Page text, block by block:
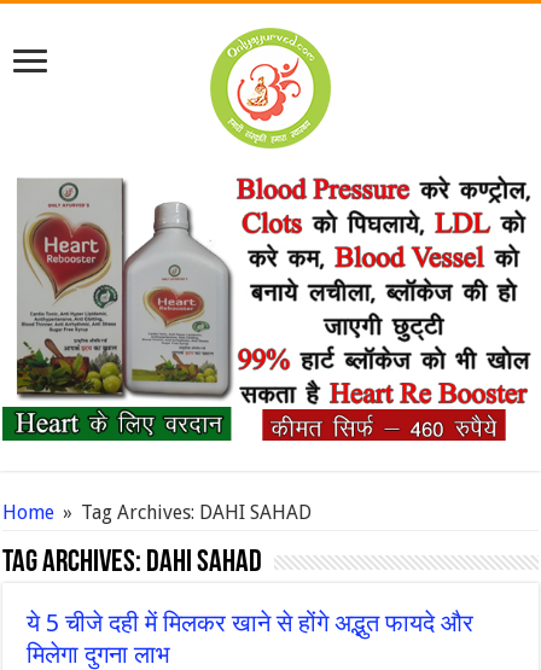
Home » Tag Archives: DAHI SAHAD
Tag Archives: DAHI SAHAD
ये 5 चीजे दही में मिलकर खाने से होंगे अद्भुत फायदे और
मिलेगा दुगना लाभ